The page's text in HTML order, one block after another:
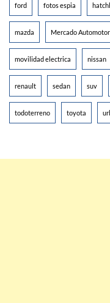
ford fotos espia
mazda Mercado
movilidad electrica nissan
renault sedan suv
todoterreno toyota